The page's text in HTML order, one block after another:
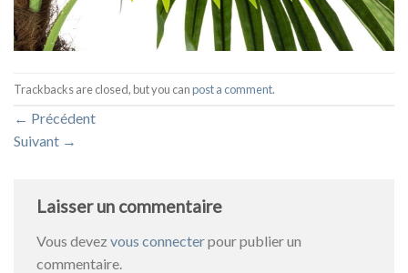
Trackbacks are closed, but you canpost a comment.
← Précédent
Suivant →
Laisser un commentaire
Vous devez vous connecterpour publier un
commentaire.